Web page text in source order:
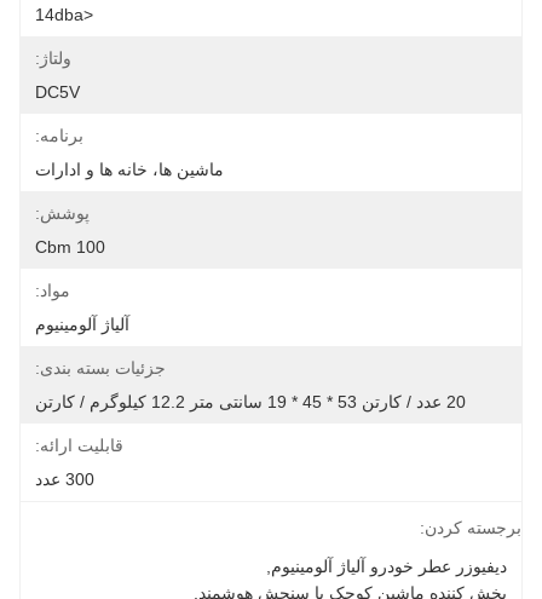
<14dba
ولتاژ:
DC5V
برنامه:
ماشین ها، خانه ها و ادارات
پوشش:
100 Cbm
مواد:
آلیاژ آلومینیوم
جزئیات بسته بندی:
20 عدد / کارتن 53 * 45 * 19 سانتی متر 12.2 کیلوگرم / کارتن
قابلیت ارائه:
300 عدد
برجسته کردن:
دیفیوزر عطر خودرو آلیاژ آلومینیوم
پخش کننده ماشین کوچک با سنجش هوشمند